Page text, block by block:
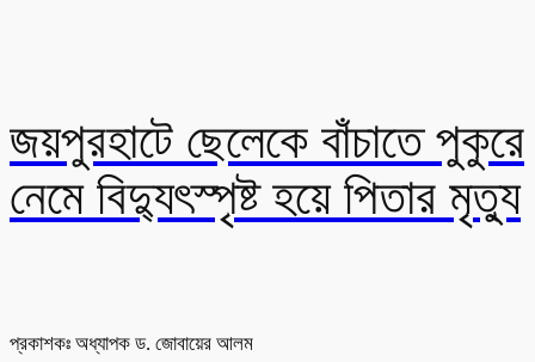
জয়পুরহাটে ছেলেকে বাঁচাতে পুকুরে
নেমে বিদ্যুৎস্পৃষ্ট হয়ে পিতার মৃত্যু
প্রকাশকঃ অধ্যাপক ড. জোবায়ের আলম